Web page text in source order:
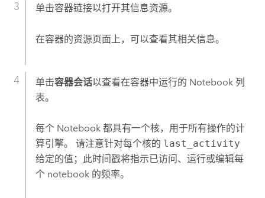
单击容器链接以打开其信息资源。
在容器的资源页面上，可以查看其相关信息。
单击容器会话以查看在容器中运行的 Notebook 列
表。
每个 Notebook 都具有一个核，用于所有操作的计
算引擎。 请注意针对每个核的 last_activity
给定的值；此时间戳将指示已访问、运行或编辑每
个 notebook 的频率。